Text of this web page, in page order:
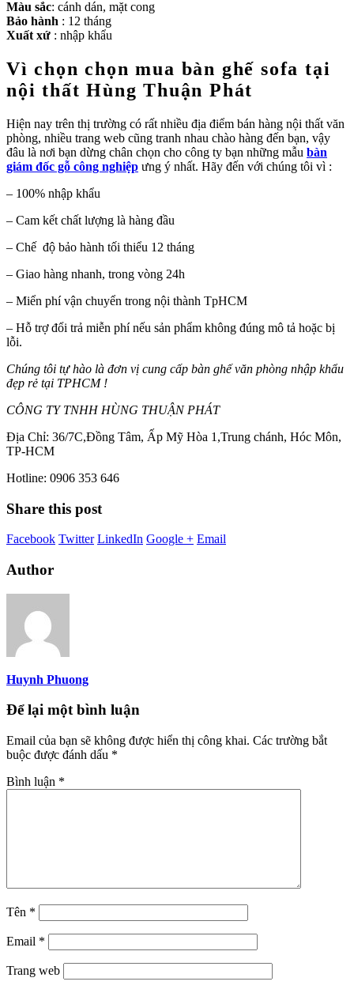
Màu sắc: cánh dán, mặt cong
Bảo hành : 12 tháng
Xuất xứ : nhập khẩu
Vì chọn chọn mua bàn ghế sofa tại
nội thất Hùng Thuận Phát
Hiện nay trên thị trường có rất nhiều địa điểm bán hàng nội thất văn
phòng, nhiều trang web cũng tranh nhau chào hàng đến bạn, vậy
đâu là nơi bạn dừng chân chọn cho công ty bạn những mẫu bàn
giám đốc gỗ công nghiệp ưng ý nhất. Hãy đến với chúng tôi vì :
– 100% nhập khẩu
– Cam kết chất lượng là hàng đầu
– Chế độ bảo hành tối thiểu 12 tháng
– Giao hàng nhanh, trong vòng 24h
– Miển phí vận chuyển trong nội thành TpHCM
– Hỗ trợ đổi trả miễn phí nếu sản phẩm không đúng mô tả hoặc bị
lỗi.
Chúng tôi tự hào là đơn vị cung cấp bàn ghế văn phòng nhập khẩu
đẹp rẻ tại TPHCM !
CÔNG TY TNHH HÙNG THUẬN PHÁT
Địa Chỉ: 36/7C,Đồng Tâm, Ấp Mỹ Hòa 1,Trung chánh, Hóc Môn,
TP-HCM
Hotline: 0906 353 646
Share this post
Facebook Twitter LinkedIn Google + Email
Author
Huynh Phuong
Để lại một bình luận
Email của bạn sẽ không được hiển thị công khai. Các trường bắt
buộc được đánh dấu *
Bình luận *
Tên *
Email *
Trang web